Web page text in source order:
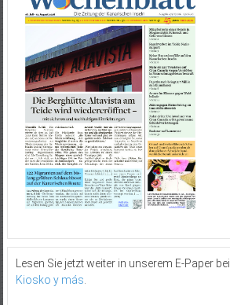
Lesen Sie jetzt weiter in unserem E-Paper bei
Kiosko y más